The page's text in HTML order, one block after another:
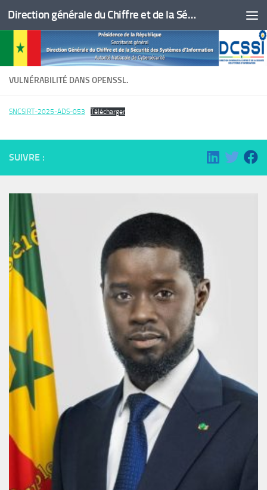
Skip to content Direction générale du Chiffre et de la Sécurité des Systèmes d'Information
VULNÉRABILITÉ DANS OPENSSL.
SNCSIRT-2025-ADS-053 Télécharger
SUIVRE :